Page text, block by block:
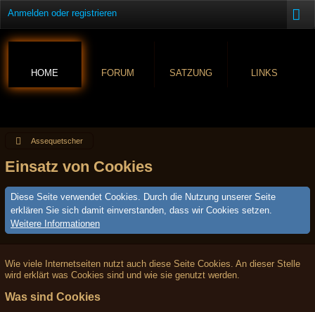
Anmelden oder registrieren
HOME FORUM SATZUNG LINKS
Assequetscher
Einsatz von Cookies
Diese Seite verwendet Cookies. Durch die Nutzung unserer Seite
erklären Sie sich damit einverstanden, dass wir Cookies setzen.
Weitere Informationen
Wie viele Internetseiten nutzt auch diese Seite Cookies. An dieser Stelle
wird erklärt was Cookies sind und wie sie genutzt werden.
Was sind Cookies